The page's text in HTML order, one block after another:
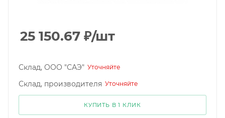
25 150.67 ₽/шт
Склад, ООО "САЭ" Уточняйте
Склад, производителя Уточняйте
КУПИТЬ В 1 КЛИК